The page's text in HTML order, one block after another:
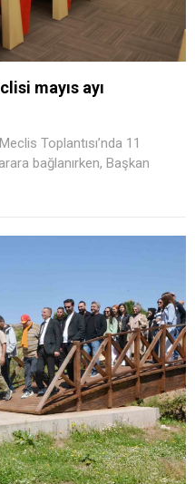
mayıs ayı
Toplantısı’nda 11
bağlanırken, Başkan